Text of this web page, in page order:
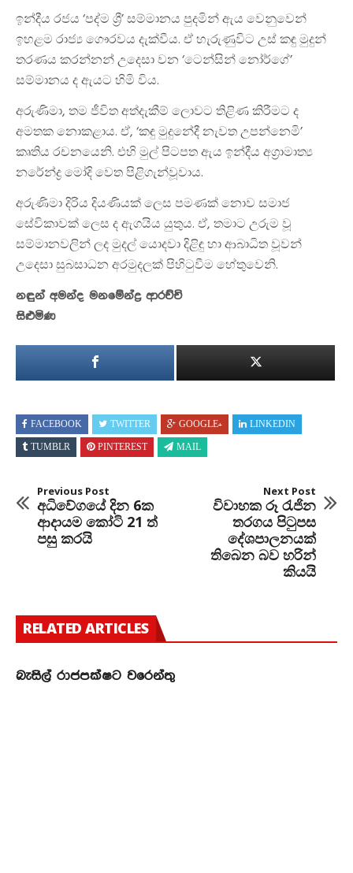
ඉන්දීය රජය ‘පද්ම ශ්‍රී’ සම්මානය පුදමින් ඇය වෙනුවෙන්
ඉහළම රාජ්‍ය ගෞරවය දැක්වීය. ඒ හැරුණුවිට උස් කඳු මුදුන්
තරණය කරන්නන් උදෙසා වන ‘ටෙන්සින් නෝර්ගේ’
සම්මානය ද ඇයට හිමි විය.
අරුණිමා, තම ජීවිත අත්දැකීම් ලොවට තිළිණ කිරීමට ද
අමතක නොකළාය. ඒ, ‘කඳු මුදුනේදී නැවත උපන්නෙමි’
කෘතිය රචනයෙනි. එහි මුල් පිටපත ඇය ඉන්දීය අග්‍රාමාත්‍ය
නරේන්ද්‍ර මෝදි වෙත පිළිගැන්වූවාය.
අරුණිමා දිරිය දියණියක් ලෙස පමණක් නොව සමාජ
සේවිකාවක් ලෙස ද ඇගයිය යුතුය. ඒ, තමාට උරුම වූ
සම්මානවලින් ලද මුදල් යොදවා දිළිඳු හා ආබාධිත වූවන්
උදෙසා සුබසාධන අරමුදලක් පිහිටුවීම හේතුවෙනි.
නඳුන් අමන්ද මනමේන්ද්‍ර ආරච්චි
සිළුමිණ
FACEBOOK TWITTER GOOGLE+ LINKEDIN
TUMBLR PINTEREST MAIL
Previous Post
අධිවේගයේ දින 6ක
ආදායම කෝටි 21 ත්
පසු කරයි
Next Post
විවාහක රූ රැජින
තරගය පිටුපස
දේශපාලනයක්
තිබෙන බව හරින්
කියයි
RELATED ARTICLES
බැසිල් රාජපක්ෂට වරෙන්තු